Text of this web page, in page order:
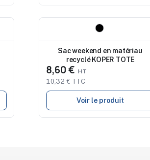
Sac weekend en matériau
recyclé KOPER TOTE
8,60 €
10,32 € TTC
Voir le produit